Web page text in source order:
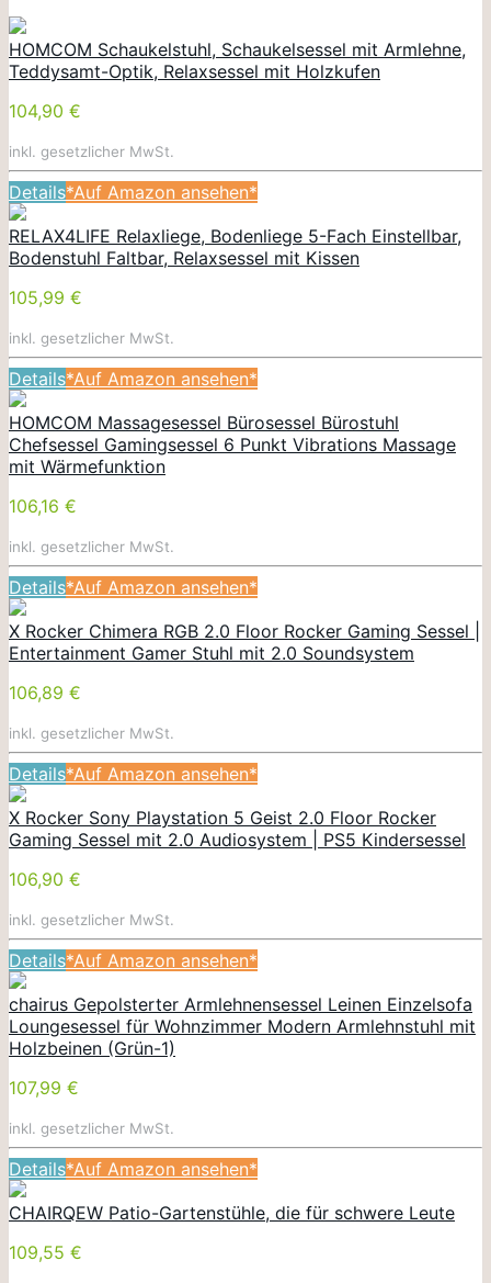
HOMCOM Schaukelstuhl, Schaukelsessel mit Armlehne,
Teddysamt-Optik, Relaxsessel mit Holzkufen
104,90 €
inkl. gesetzlicher MwSt.
Details*Auf Amazon ansehen*
RELAX4LIFE Relaxliege, Bodenliege 5-Fach Einstellbar,
Bodenstuhl Faltbar, Relaxsessel mit Kissen
105,99 €
inkl. gesetzlicher MwSt.
Details*Auf Amazon ansehen*
HOMCOM Massagesessel Bürosessel Bürostuhl
Chefsessel Gamingsessel 6 Punkt Vibrations Massage
mit Wärmefunktion
106,16 €
inkl. gesetzlicher MwSt.
Details*Auf Amazon ansehen*
X Rocker Chimera RGB 2.0 Floor Rocker Gaming Sessel |
Entertainment Gamer Stuhl mit 2.0 Soundsystem
106,89 €
inkl. gesetzlicher MwSt.
Details*Auf Amazon ansehen*
X Rocker Sony Playstation 5 Geist 2.0 Floor Rocker
Gaming Sessel mit 2.0 Audiosystem | PS5 Kindersessel
106,90 €
inkl. gesetzlicher MwSt.
Details*Auf Amazon ansehen*
chairus Gepolsterter Armlehnensessel Leinen Einzelsofa
Loungesessel für Wohnzimmer Modern Armlehnstuhl mit
Holzbeinen (Grün-1)
107,99 €
inkl. gesetzlicher MwSt.
Details*Auf Amazon ansehen*
CHAIRQEW Patio-Gartenstühle, die für schwere Leute
109,55 €